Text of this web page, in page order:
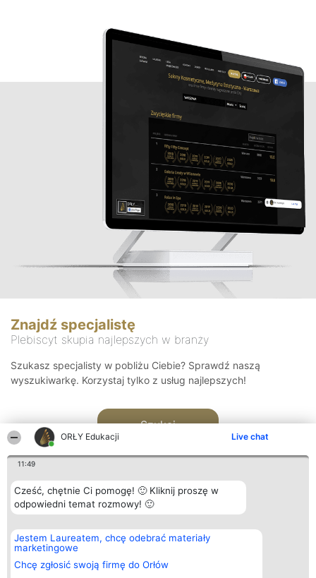
ORŁY Edukacji Live chat
11:49
Cześć, chętnie Ci pomogę! 🙂 Kliknij proszę w
odpowiedni temat rozmowy! 🙂
Jestem Laureatem, chcę odebrać materiały
marketingowe
Chcę zgłosić swoją firmę do Orłów
Znajdź specjalistę
Plebiscyt skupia najlepszych w branży
Szukasz specjalisty w pobliżu Ciebie? Sprawdź naszą
wyszukiwarkę. Korzystaj tylko z usług najlepszych!
Szukaj
Organizator plebiscytu
Bright Side Solutions sp. z o.
o. sp. k.
ul. Ruska 22
Wrocław 50-079
Plebiscyt
Laureaci
wszystkich
Laureatów
Kontakt
Kontakt